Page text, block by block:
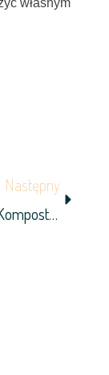
własnym
Następny
Jak Zrobić Kompostownik?